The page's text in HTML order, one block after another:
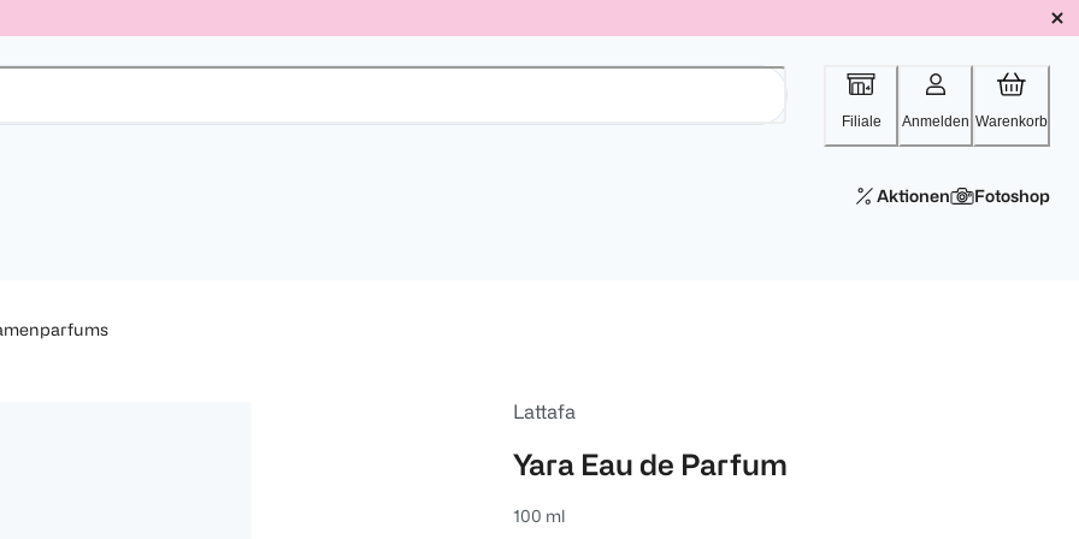
Filiale Anmelden Warenkorb
Aktionen Fotoshop
Lattafa
Yara Eau de Parfum
100 ml